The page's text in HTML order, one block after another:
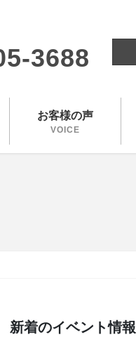
3688
お客様の声
VOICE
新着のイベント情報